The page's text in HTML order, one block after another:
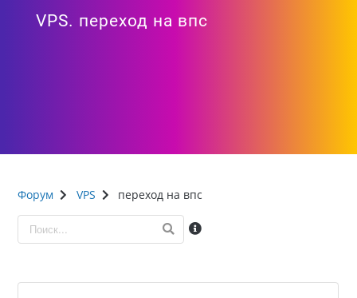
VPS. переход на впс
Форум VPS переход на впс